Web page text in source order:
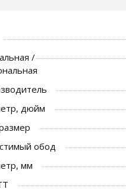
/
дюйм
обод
мм